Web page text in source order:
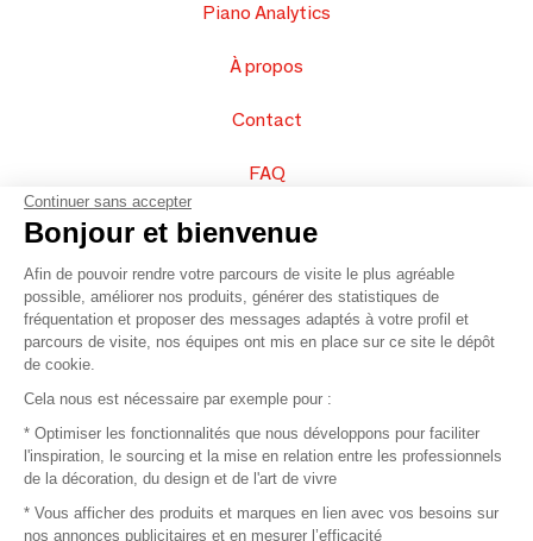
Piano Analytics
À propos
Contact
FAQ
Vendez vos produits
Plan du site
© 2016 –Organisation SAFI
Recrutement
Continuer sans accepter
Bonjour et bienvenue
Afin de pouvoir rendre votre parcours de visite le plus agréable
possible, améliorer nos produits, générer des statistiques de
fréquentation et proposer des messages adaptés à votre profil et
parcours de visite, nos équipes ont mis en place sur ce site le dépôt
de cookie.
Cela nous est nécessaire par exemple pour :
* Optimiser les fonctionnalités que nous développons pour faciliter
l'inspiration, le sourcing et la mise en relation entre les professionnels
de la décoration, du design et de l'art de vivre
* Vous afficher des produits et marques en lien avec vos besoins sur
nos annonces publicitaires et en mesurer l’efficacité